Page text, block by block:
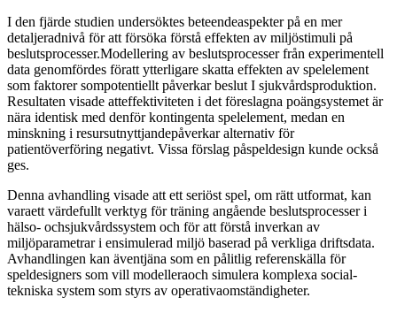
I den fjärde studien undersöktes beteendeaspekter på en mer
detaljeradnivå för att försöka förstå effekten av miljöstimuli på
beslutsprocesser.Modellering av beslutsprocesser från experimentell
data genomfördes föratt ytterligare skatta effekten av spelelement
som faktorer sompotentiellt påverkar beslut I sjukvårdsproduktion.
Resultaten visade atteffektiviteten i det föreslagna poängsystemet är
nära identisk med denför kontingenta spelelement, medan en
minskning i resursutnyttjandepåverkar alternativ för
patientöverföring negativt. Vissa förslag påspeldesign kunde också
ges.
Denna avhandling visade att ett seriöst spel, om rätt utformat, kan
varaett värdefullt verktyg för träning angående beslutsprocesser i
hälso- ochsjukvårdssystem och för att förstå inverkan av
miljöparametrar i ensimulerad miljö baserad på verkliga driftsdata.
Avhandlingen kan äventjäna som en pålitlig referenskälla för
speldesigners som vill modelleraoch simulera komplexa social-
tekniska system som styrs av operativaomständigheter.